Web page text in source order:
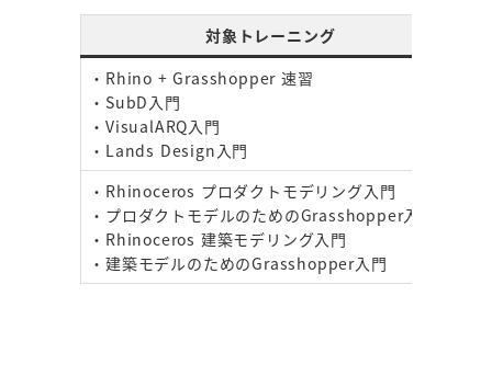
対象トレーニング
・Rhino + Grasshopper 速習
・SubD入門
・VisualARQ入門
・Lands Design入門
・Rhinoceros プロダクトモデリング入門
・プロダクトモデルのためのGrasshopper入門
・Rhinoceros 建築モデリング入門
・建築モデルのためのGrasshopper入門